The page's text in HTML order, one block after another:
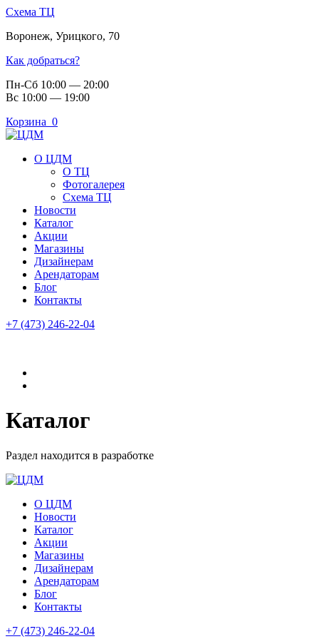
Схема ТЦ
Воронеж, Урицкого, 70
Как добраться?
Пн-Сб 10:00 — 20:00
Вс 10:00 — 19:00
Корзина 0
О ЦДМ
О ТЦ
Фотогалерея
Схема ТЦ
Новости
Каталог
Акции
Магазины
Дизайнерам
Арендаторам
Блог
Контакты
+7 (473) 246-22-04
Каталог
Раздел находится в разработке
О ЦДМ
Новости
Каталог
Акции
Магазины
Дизайнерам
Арендаторам
Блог
Контакты
+7 (473) 246-22-04